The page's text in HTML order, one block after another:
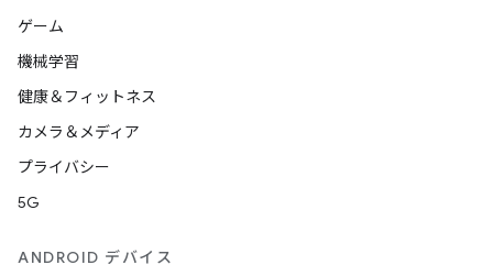
ゲーム
機械学習
健康＆フィットネス
カメラ＆メディア
プライバシー
5G
ANDROID デバイス